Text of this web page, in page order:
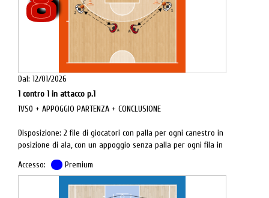
Dal: 12/01/2026
1 contro 1 in attacco p.1
1VS0 + APPOGGIO PARTENZA + CONCLUSIONE
Disposizione: 2 file di giocatori con palla per ogni canestro in
posizione di ala, con un appoggio senza palla per ogni fila in
Accesso: Premium